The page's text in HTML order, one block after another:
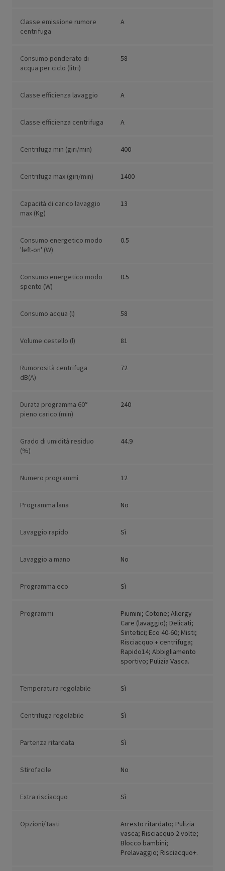
Classe emissione rumore
centrifuga
A
Consumo ponderato di
acqua per ciclo (litri)
58
Classe efficienza lavaggio A
Classe efficienza centrifuga A
Centrifuga min (giri/min) 400
Centrifuga max (giri/min) 1400
Capacità di carico lavaggio
max (Kg)
13
Consumo energetico modo
'left-on' (W)
0.5
Consumo energetico modo
spento (W)
0.5
Consumo acqua (l) 58
Volume cestello (l) 81
Rumorosità centrifuga
dB(A)
72
Durata programma 60°
pieno carico (min)
240
Grado di umidità residuo
(%)
44.9
Numero programmi 12
Programma lana No
Lavaggio rapido Sì
Lavaggio a mano No
Programma eco Sì
Programmi
Piumini; Cotone; Allergy
Care (lavaggio); Delicati;
Sintetici; Eco 40-60; Misti;
Risciacquo + centrifuga;
Rapido14; Abbigliamento
sportivo; Pulizia Vasca.
Temperatura regolabile Sì
Centrifuga regolabile Sì
Partenza ritardata Sì
Stirofacile No
Extra risciacquo Sì
Opzioni/Tasti
Arresto ritardato; Pulizia
vasca; Risciacquo 2 volte;
Blocco bambini;
Prelavaggio; Risciacquo+.